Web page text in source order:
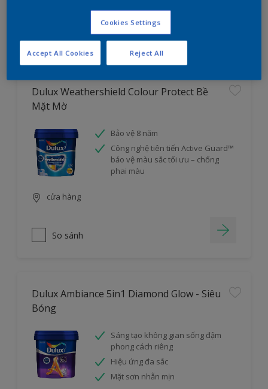
Tìm hiểu ngay
Dulux Weathershield Colour Protect Bề
Mặt Mờ
Bảo vệ 8 năm
Công nghệ tiên tiến Active Guard™
bảo vệ màu sắc tối ưu – chống
phai màu
cửa hàng
So sánh
Dulux Ambiance 5in1 Diamond Glow - Siêu
Bóng
Sáng tạo không gian sống đậm
phong cách riêng
Hiệu ứng đa sắc
Mặt sơn nhẵn mịn
Cookies Settings
Reject All
Accept All Cookies